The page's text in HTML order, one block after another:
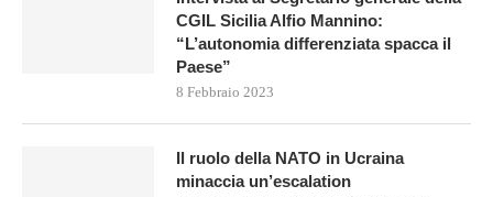
CGIL Sicilia Alfio Mannino:
“L’autonomia differenziata spacca il
Paese”
8 Febbraio 2023
Il ruolo della NATO in Ucraina
minaccia un’escalation